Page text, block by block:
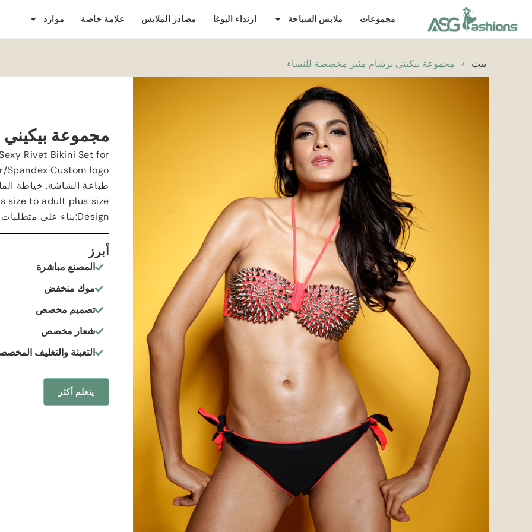
مجموعات ملابس السباحة ارتداء اليوغا مصادر الملابس علامة خاصة موارد
بيت > مجموعة بيكيني برشام مثير مخصصة للنساء
مجموعة
Rivet Bikini Set for
Spandex Custom logo
طباعة الشاشة, خياطة
size to adult plus size
Design:بناء على متطلبات
أبرز
المصنع مباشرة
موك منخفض
تصميم مخصص
شعار مخصص
التعبئة والتغليف
يتعلم أكثر